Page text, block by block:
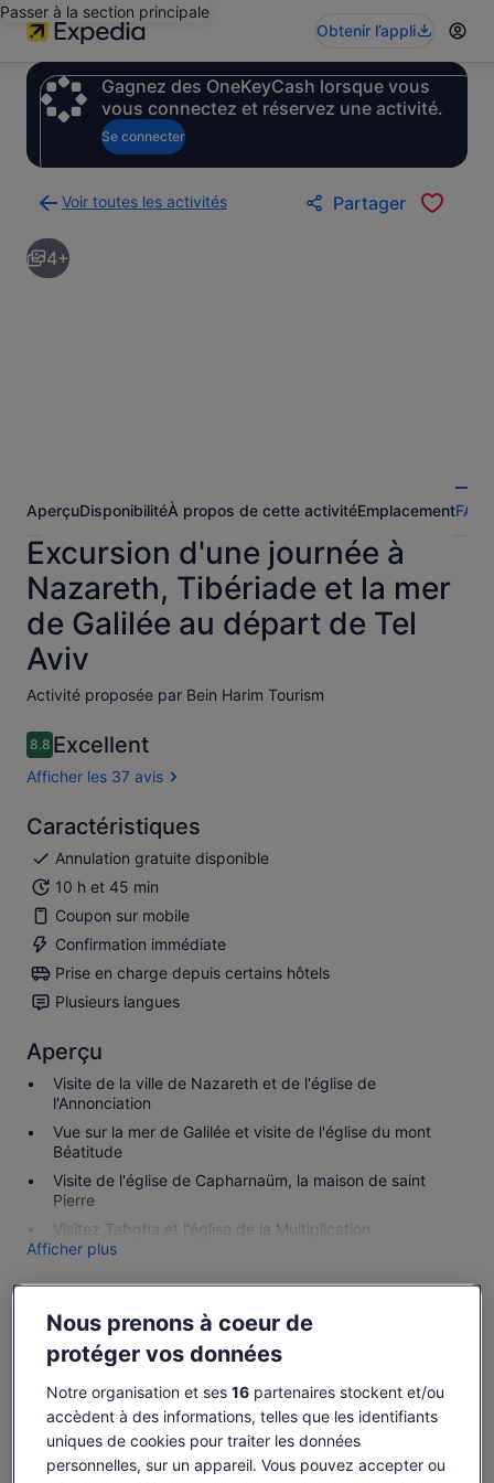
Passer à la section principale
Obtenir l’appli
Gagnez des OneKeyCash lorsque vous
vous connectez et réservez une activité.
Se connecter
Voir toutes les activités
à
la
page
Partager
4+
AperçuDisponibilitéÀ propos de cette activitéEmplacementFAQ
Excursion d'une journée à
Nazareth, Tibériade et la mer
de Galilée au départ de Tel
Aviv
Activité proposée par Bein Harim Tourism
8.88.8 sur 10
Excellent
Afficher les 37 avis
Caractéristiques
Annulation gratuite disponible
10 h et 45 min
Coupon sur mobile
Confirmation immédiate
Prise en charge depuis certains hôtels
Plusieurs langues
Aperçu
Visite de la ville de Nazareth et de l'église de
l'Annonciation
Vue sur la mer de Galilée et visite de l'église du mont
Béatitude
Visite de l'église de Capharnaüm, la maison de saint
Pierre
Visitez Tabgha et l'église de la Multiplication
Afficher plus
Gagnez des OneKeyCash lorsque vous
vous connectez et réservez une activité.
Se connecter
Disponibilité
Nous prenons à coeur de
protéger vos données
Notre organisation et ses 16partenaires stockent et/ou
accèdent à des informations, telles que les identifiants
uniques de cookies pour traiter les données
personnelles, sur un appareil. Vous pouvez accepter ou